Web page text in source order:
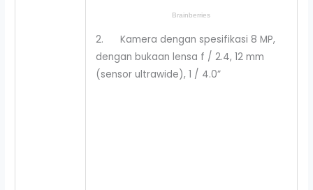
2. Kamera dengan spesifikasi 8 MP,
dengan bukaan lensa f / 2.4, 12 mm
(sensor ultrawide), 1 / 4.0”